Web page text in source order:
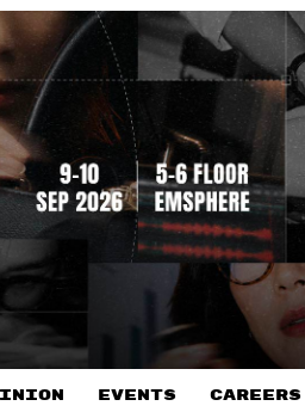
EVENTS CAREERS